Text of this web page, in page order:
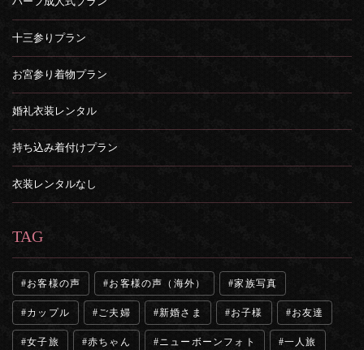
十三参りプラン
お宮参り着物プラン
婚礼衣装レンタル
持ち込み着付けプラン
衣装レンタルなし
TAG
お客様の声 お客様の声（海外） 家族写真
カップル ご夫婦 新婚さま お子様 お友達
女子旅 赤ちゃん ニューボーンフォト 一人旅